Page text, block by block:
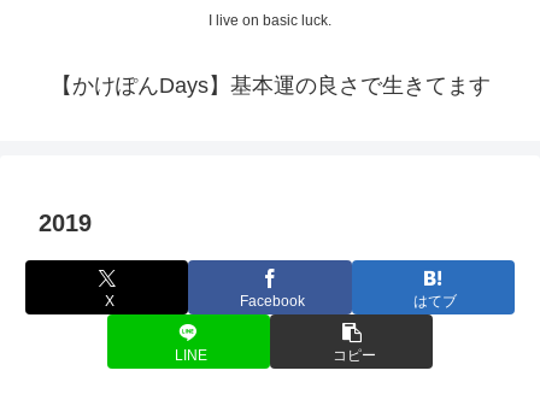
I live on basic luck.
【かけぽんDays】基本運の良さで生きてます
2019
X Facebook はてブ
LINE コピー